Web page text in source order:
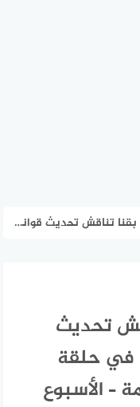
الأحوال الشخصية في حلقة نقاشية بمكتبة مصر العامة – الأسبوع
تحديث
في حلقة
– الأسبوع